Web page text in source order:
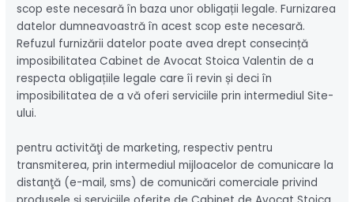
scop este necesară în baza unor obligații legale. Furnizarea
datelor dumneavoastră în acest scop este necesară.
Refuzul furnizării datelor poate avea drept consecință
imposibilitatea Cabinet de Avocat Stoica Valentin de a
respecta obligațiile legale care îi revin și deci în
imposibilitatea de a vă oferi serviciile prin intermediul Site-
ului.
pentru activităţi de marketing, respectiv pentru
transmiterea, prin intermediul mijloacelor de comunicare la
distanţă (e-mail, sms) de comunicări comerciale privind